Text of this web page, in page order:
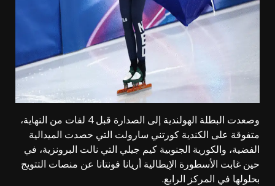
وصعدت البطلة الهولندية إلى الصدارة قبل 4 لفات من النهاية،
متفوقة على الكندية كورتني سارولت التي حصدت الميدالية
الفضية، والكورية الجنوبية كيم جيلي التي نالت البرونزية، في
حين غابت الأسطورة الإيطالية أريانا فونتانا عن منصات التتويج
بحلولها في المركز الرابع.